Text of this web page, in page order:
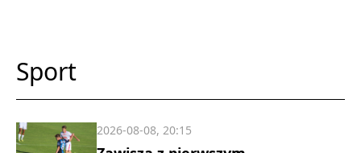
Sport
2026-08-08, 20:15